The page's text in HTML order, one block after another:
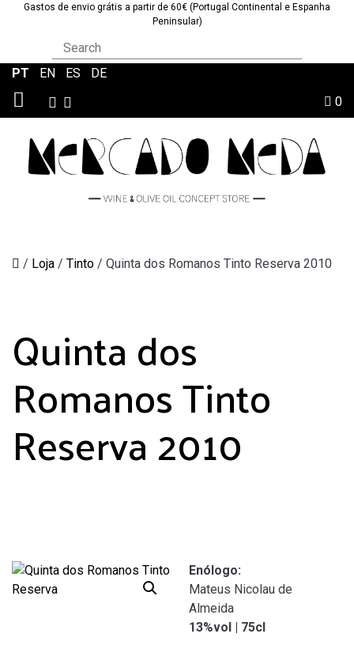
Gastos de envio grátis a partir de 60€ (Portugal Continental e Espanha
Peninsular)
0
PT EN ES DE
/ Loja / Tinto / Quinta dos Romanos Tinto Reserva 2010
Quinta dos
Romanos Tinto
Reserva 2010
Enólogo:
Mateus Nicolau de
Almeida
13%vol | 75cl